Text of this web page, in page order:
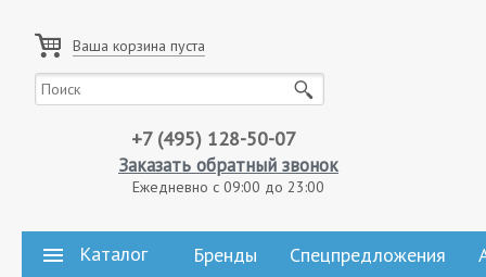
Ваша корзина пуста
+7 (495) 128-50-07
Заказать обратный звонок
Ежедневно с 09:00 до 23:00
Каталог Бренды Спецпредложения